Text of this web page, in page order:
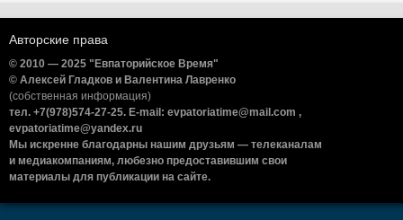
Авторские права
© 2010 — 2025 "Евпаторийское Время"
© Алексей Гладков и Валентина Лавренко
(собственная информация)
тел. +7(978)574-27-25. E-mail: evpatoriatime@mail.com ,
evpatoriatime@yandex.ru
Мы искренне благодарны нашим друзьям — телеканалам
и медиакомпаниям, любезно предоставившим свои
материалы для публикации на сайте.